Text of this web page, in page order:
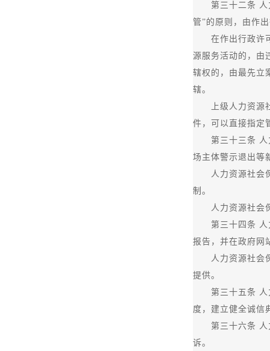
第三十二条 人力
管”的原则，由作
在作出行政许可
源服务活动的，由
辖权的，由最先立
辖。
上级人力资源社
件，可以直接指定
第三十三条 人力
场主体警示退出等
人力资源社会保
制。
人力资源社会保
第三十四条 人力
报告，并在政府网
人力资源社会保
提供。
第三十五条 人力
度，建立健全诚信
第三十六条 人力
诉。